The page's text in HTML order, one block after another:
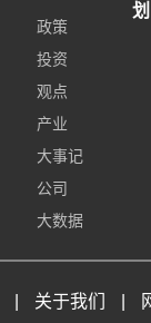
政策
投资
观点
产业
大事记
公司
大数据
划
关于我们